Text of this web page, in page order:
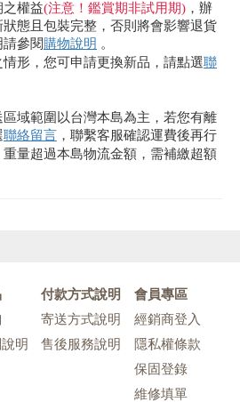
權益(注意！鑑賞期非試用期) ，辦
態且包裝完整，否則將會影響退貨
參閱購物說明 。
形，您可申請更換新品，請點選聯
域範圍以台灣本島為主，若您有離
聯絡留言 ，聯繫客服確認運費後再行
量超過本島物流金額，需補繳超額
明
付款方式說明
寄送方式說明
售後服務說明
會員專區
經銷商登入
隱私權條款
保固登錄
維修填單